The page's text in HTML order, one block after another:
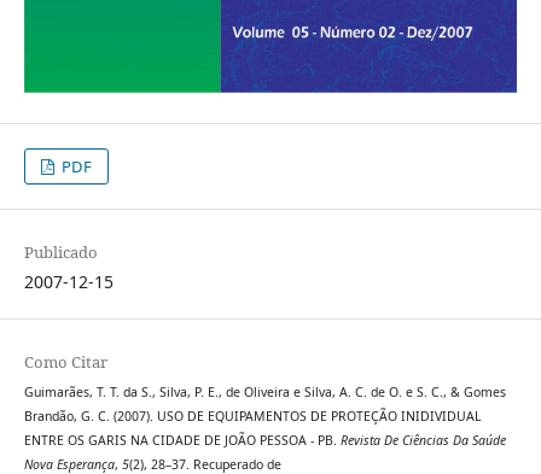
PDF
Publicado
2007-12-15
Como Citar
Guimarães, T. T. da S., Silva, P. E., de Oliveira e Silva, A. C. de O. e S. C., & Gomes
Brandão, G. C. (2007). USO DE EQUIPAMENTOS DE PROTEÇÃO INIDIVIDUAL
ENTRE OS GARIS NA CIDADE DE JOÃO PESSOA - PB. Revista De Ciências Da Saúde
Nova Esperança, 5(2), 28–37. Recuperado de